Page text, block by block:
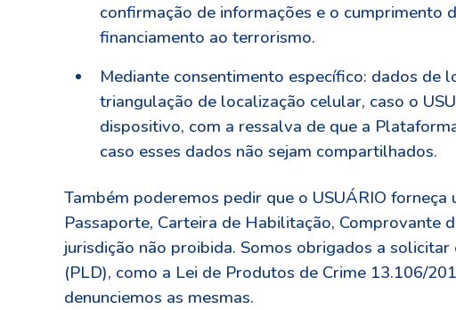
confirmação de informações e o cumprimento
financiamento ao terrorismo.
Mediante consentimento específico: dados
triangulação de localização celular, caso o
dispositivo, com a ressalva de que a
caso esses dados não sejam compartilhados.
Também poderemos pedir que o USUÁRIO
Passaporte, Carteira de Habilitação, Comprovante
jurisdição não proibida. Somos obrigados a
(PLD), como a Lei de Produtos de Crime 13.106/
denunciemos as mesmas.